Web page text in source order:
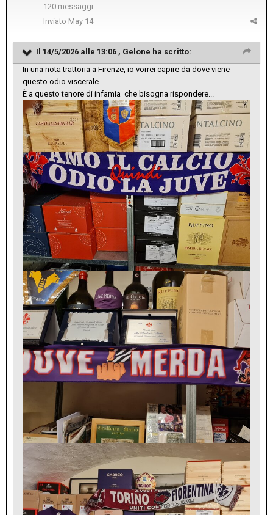
120 messaggi
Inviato May 14
Il 14/5/2026 alle 13:06 , Gelone ha scritto:
In una nota trattoria a Firenze, io vorrei capire da dove viene
questo odio viscerale.
È a questo tenore di infamia che bisogna rispondere...